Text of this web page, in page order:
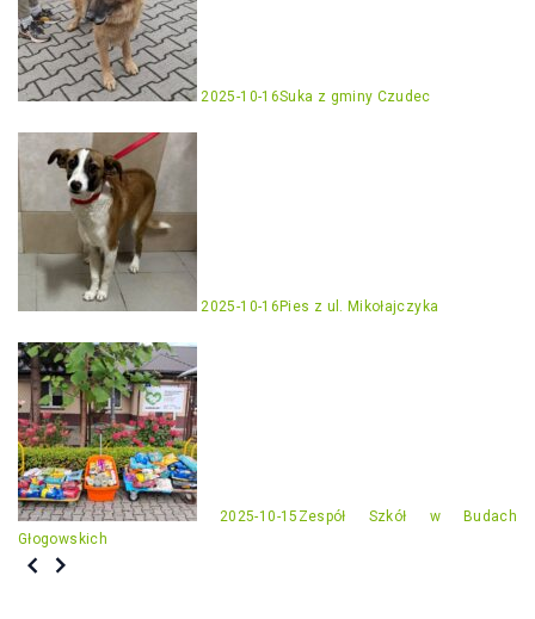
2025-10-16Suka z gminy Czudec
2025-10-16 Pies z ul. Mikołajczyka
2025-10-15 Zespół Szkół w Budach
Głogowskich